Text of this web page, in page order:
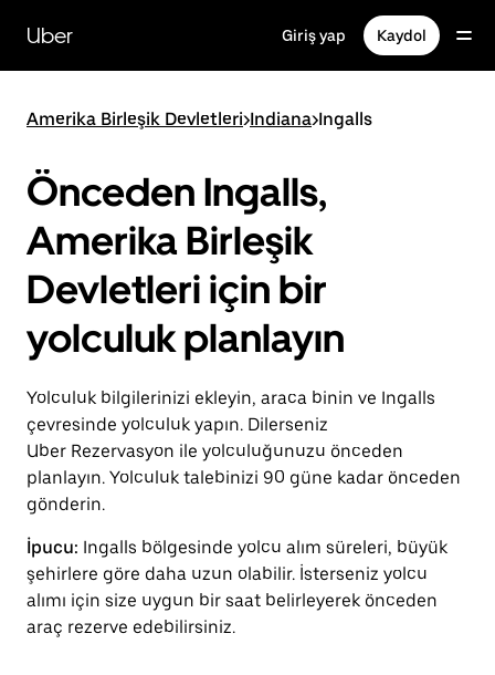
içeriğe
gidinUber Giriş yap Kaydol
Amerika Birleşik Devletleri>Indiana>Ingalls
Önceden Ingalls,
Amerika Birleşik
Devletleri için bir
yolculuk planlayın
Yolculuk bilgilerinizi ekleyin, araca binin ve Ingalls
çevresinde yolculuk yapın. Dilerseniz
Uber Rezervasyon ile yolculuğunuzu önceden
planlayın. Yolculuk talebinizi 90 güne kadar önceden
gönderin.
İpucu: Ingalls bölgesinde yolcu alım süreleri, büyük
şehirlere göre daha uzun olabilir. İsterseniz yolcu
alımı için size uygun bir saat belirleyerek önceden
araç rezerve edebilirsiniz.